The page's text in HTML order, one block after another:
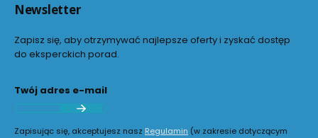
Newsletter
Zapisz się, aby otrzymywać najlepsze oferty i zyskać dostęp
do eksperckich porad.
Twój adres e-mail
Zapisując się, akceptujesz nasz Regulamin (w zakresie dotyczącym